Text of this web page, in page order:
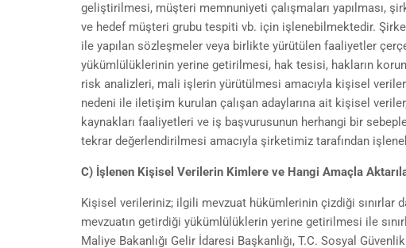
geliştirilmesi, müşteri memnuniyeti çalışmaları yapılması,
ve hedef müşteri grubu tespiti vb. için işlenebilmektedir.
ile yapılan sözleşmeler veya birlikte yürütülen faaliyetler
yükümlülüklerinin yerine getirilmesi, hak tesisi, hakların
risk analizleri, mali işlerin yürütülmesi amacıyla kişisel
nedeni ile iletişim kurulan çalışan adaylarına ait kişisel
kaynakları faaliyetleri ve iş başvurusunun herhangi bir
tekrar değerlendirilmesi amacıyla şirketimiz tarafından
C) İşlenen Kişisel Verilerin Kimlere ve Hangi Amaçla
Kişisel verileriniz; ilgili mevzuat hükümlerinin çizdiği sınırlar
mevzuatın getirdiği yükümlülüklerin yerine getirilmesi ile
Maliye Bakanlığı Gelir İdaresi Başkanlığı, T.C. Sosyal